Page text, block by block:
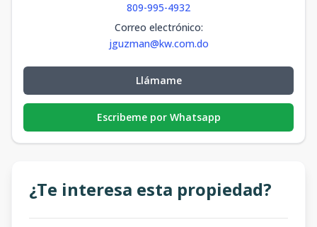
809-995-4932
Correo electrónico:
jguzman@kw.com.do
Llámame
Escribeme por Whatsapp
¿Te interesa esta propiedad?